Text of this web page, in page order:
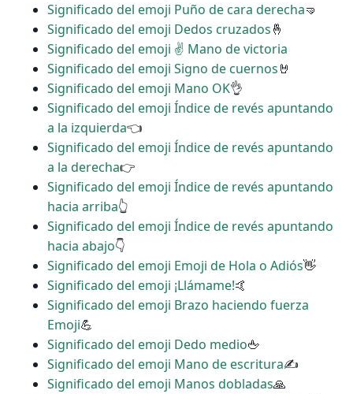
Significado del emoji Puño de cara derecha🤜
Significado del emoji Dedos cruzados🤞
Significado del emoji ✌ Mano de victoria
Significado del emoji Signo de cuernos🤘
Significado del emoji Mano OK👌
Significado del emoji Índice de revés apuntando
a la izquierda👈
Significado del emoji Índice de revés apuntando
a la derecha👉
Significado del emoji Índice de revés apuntando
hacia arriba👆
Significado del emoji Índice de revés apuntando
hacia abajo👇
Significado del emoji Emoji de Hola o Adiós👋
Significado del emoji ¡Llámame!🤙
Significado del emoji Brazo haciendo fuerza
Emoji💪
Significado del emoji Dedo medio🖕
Significado del emoji Mano de escritura✍
Significado del emoji Manos dobladas🙏